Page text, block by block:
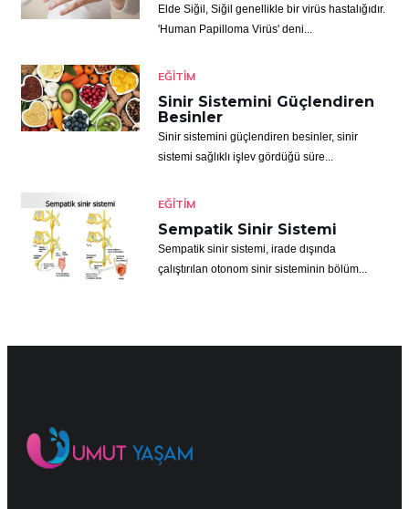
Elde Siğil, Siğil genellikle bir virüs hastalığıdır.
'Human Papilloma Virüs' deni...
EĞITIM
Sinir Sistemini Güçlendiren
Besinler
Sinir sistemini güçlendiren besinler, sinir
sistemi sağlıklı işlev gördüğü süre...
EĞITIM
Sempatik Sinir Sistemi
Sempatik sinir sistemi, irade dışında
çalıştırılan otonom sinir sisteminin bölüm...